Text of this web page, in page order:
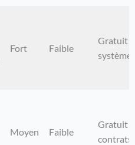
Fort Faible
Gratuit
système)
Moyen Faible
Gratuit
contrats)